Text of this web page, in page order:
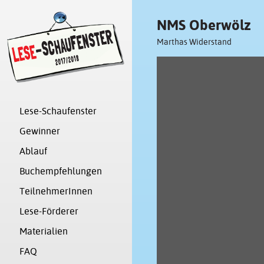
Lese-Schaufenster
Gewinner
Ablauf
Buchempfehlungen
TeilnehmerInnen
Lese-Förderer
Materialien
FAQ
NMS Oberwölz
Marthas Widerstand